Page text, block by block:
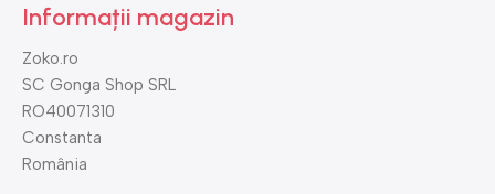
ustensile, până la accesorii utile, avem tot ce îți trebuie.
Sport & Activități în aer liber – Fii activ și bucură-te de
echipamente pentru sport, camping și aventuri în aer liber! Alege
produsele potrivite pentru un stil de viață sănătos și activ.
Livrare rapidă & suport clienți dedicat – La Zoko.ro, ne asigurăm
Informații magazin
Zoko.ro
SC Gonga Shop SRL
RO40071310
Constanta
România